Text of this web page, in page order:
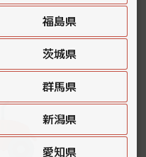
福島県
茨城県
群馬県
新潟県
愛知県